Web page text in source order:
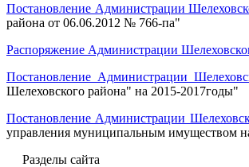
Постановление Администрации
района от 06.06.2012 № 766-па"
Распоряжение Администрации
Постановление Администрации
Шелеховского района" на 2015-2017годы"
Постановление Администрации
управления муниципальным имуществом
Разделы сайта